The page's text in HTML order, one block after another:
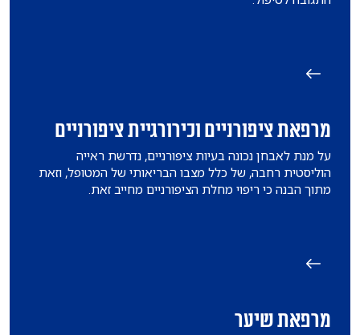
מרפאת ציפורניים וכירורגיית ציפורניים
על מנת לאבחן נכונה בעיות ציפורניים, נדרשת ראייה
הוליסטית רחבה, של כלל מצבו הבריאותי של המטופל, וזאת
מתוך הבנה כי ריפוי מחלת הציפורניים מחייב זאת.
מרפאת שיער